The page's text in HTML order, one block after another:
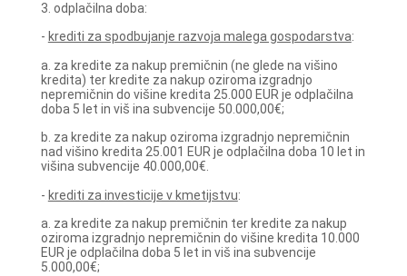
3. odplačilna doba:
- krediti za spodbujanje razvoja malega gospodarstva:
a. za kredite za nakup premičnin (ne glede na višino
kredita) ter kredite za nakup oziroma izgradnjo
nepremičnin do višine kredita 25.000 EUR je odplačilna
doba 5 let in viš ina subvencije 50.000,00€;
b. za kredite za nakup oziroma izgradnjo nepremičnin
nad višino kredita 25.001 EUR je odplačilna doba 10 let in
višina subvencije 40.000,00€.
- krediti za investicije v kmetijstvu:
a. za kredite za nakup premičnin ter kredite za nakup
oziroma izgradnjo nepremičnin do višine kredita 10.000
EUR je odplačilna doba 5 let in viš ina subvencije
5.000,00€;